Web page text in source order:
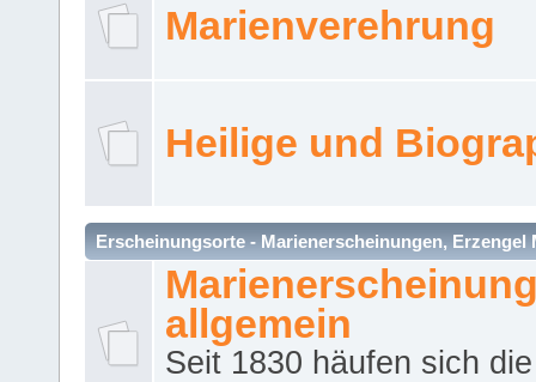
Marienverehrung
Heilige und
Erscheinungsorte - Marienerscheinungen, Erzengel
allgemein
Seit 1830 häufen sich